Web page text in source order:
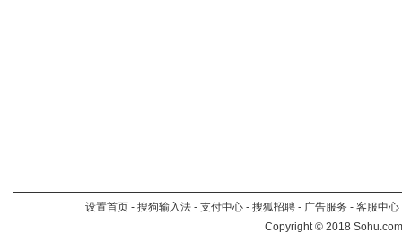
设置首页 - 搜狗输入法 - 支付中心 - 搜狐招聘 - 广告服务 - 客服中心
Copyright©2018